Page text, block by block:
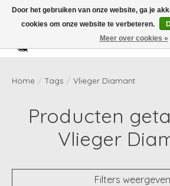
Home / Tags / Vlieger Diamant
Producten
Vlieger
Filters weergeven
Door het gebruiken van onze website, ga je
cookies om onze website te verbeteren.
Meer over cookies »